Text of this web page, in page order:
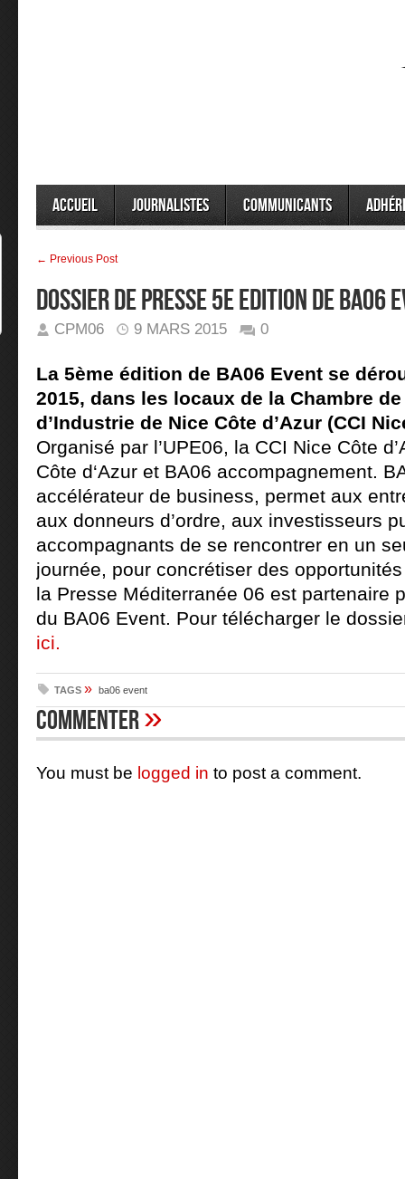
Accueil Journalistes Communicants
← Previous Post
DOSSIER DE PRESSE 5E EDITION DE
CPM06 9 MARS 2015 0
La 5ème édition de BA06 Event se
2015, dans les locaux de la Chambre
d’Industrie de Nice Côte d’Azur (CCI
Organisé par l’UPE06, la CCI Nice Côte
Côte d‘Azur et BA06 accompagnement.
accélérateur de business, permet aux
aux donneurs d’ordre, aux investisseurs
accompagnants de se rencontrer en un
journée, pour concrétiser des
la Presse Méditerranée 06 est partenaire
du BA06 Event. Pour télécharger le
ici.
TAGS » ba06 event
Commenter»
You must be logged in to post a comment.